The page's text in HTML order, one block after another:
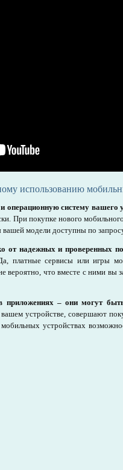
использованию
операционную систему вашего
При покупке нового
модели доступны по
от надежных и проверенных
платные сервисы или игры
вероятно, что вместе с ними вы
приложениях – они могут
устройстве, совершают
устройствах